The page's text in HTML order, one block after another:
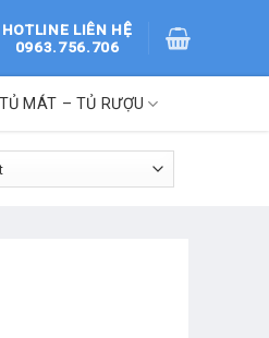
HOTLINE LIÊN HỆ
0963.756.706
TỦ MÁT – TỦ RƯỢU